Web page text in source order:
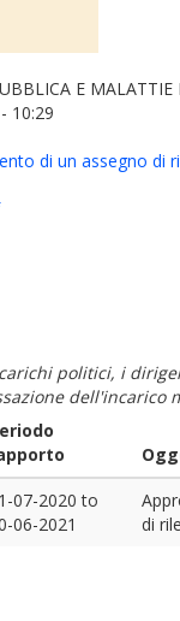
E MALATTIE
10:29
di un assegno di
politici, i
dell'incarico
07-2020 to
06-2021
di